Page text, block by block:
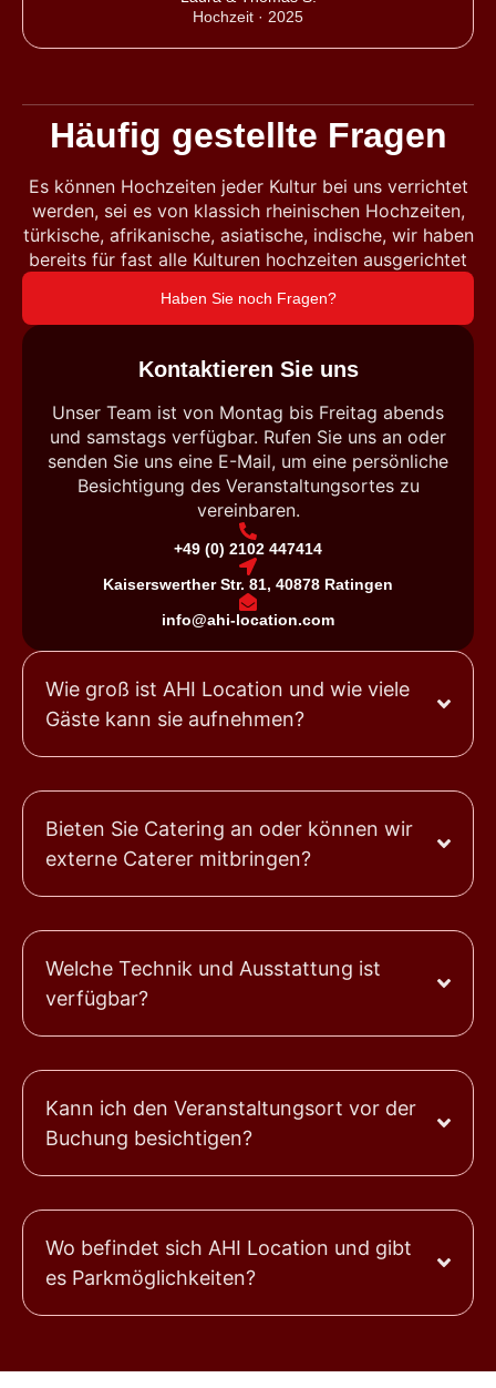
Hochzeit · 2025
Häufig gestellte Fragen
Es können Hochzeiten jeder Kultur bei uns verrichtet
werden, sei es von klassich rheinischen Hochzeiten,
türkische, afrikanische, asiatische, indische, wir haben
bereits für fast alle Kulturen hochzeiten ausgerichtet
Haben Sie noch Fragen?
Kontaktieren Sie uns
Unser Team ist von Montag bis Freitag abends
und samstags verfügbar. Rufen Sie uns an oder
senden Sie uns eine E-Mail, um eine persönliche
Besichtigung des Veranstaltungsortes zu
vereinbaren.
+49 (0) 2102 447414
Kaiserswerther Str. 81, 40878 Ratingen
info@ahi-location.com
Wie groß ist AHI Location und wie viele
Gäste kann sie aufnehmen?
Bieten Sie Catering an oder können wir
externe Caterer mitbringen?
Welche Technik und Ausstattung ist
verfügbar?
Kann ich den Veranstaltungsort vor der
Buchung besichtigen?
Wo befindet sich AHI Location und gibt
es Parkmöglichkeiten?